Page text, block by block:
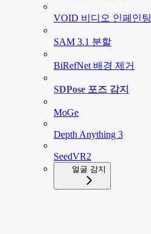
VOID 비디오 인페인팅
SAM 3.1 분할
BiRefNet 배경 제거
SDPose 포즈 감지
MoGe
Depth Anything 3
SeedVR2
얼굴 감지